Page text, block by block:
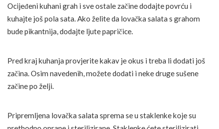
Ocijeđeni kuhani grah i sve ostale začine dodajte povrću i
kuhajte još pola sata. Ako želite da lovačka salata s grahom
bude pikantnija, dodajte ljute papričice.
Pred kraj kuhanja provjerite kakav je okus i treba li dodati još
začina. Osim navedenih, možete dodati i neke druge sušene
začine po želji.
Pripremljena lovačka salata sprema se u staklenke koje su